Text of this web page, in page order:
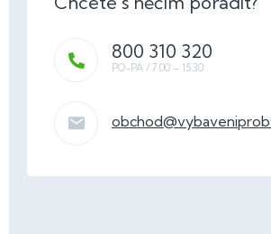
obchod@
800 310 320